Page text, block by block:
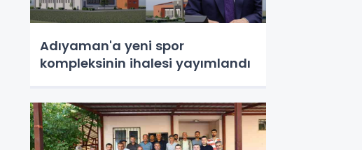
Adıyaman'a yeni spor
kompleksinin ihalesi yayımlandı